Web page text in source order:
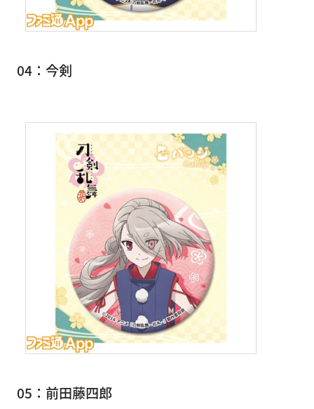
04：今剣
05：前田藤四郎